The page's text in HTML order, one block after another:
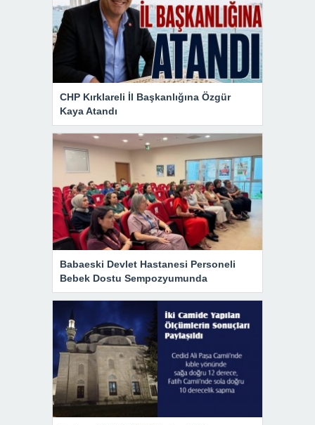
CHP Kırklareli İl Başkanlığına Özgür
Kaya Atandı
Babaeski Devlet Hastanesi Personeli
Bebek Dostu Sempozyumunda